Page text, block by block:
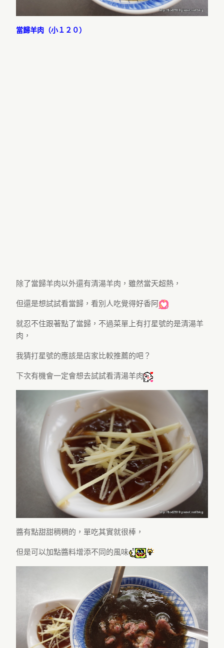
當歸羊肉（小１２０）
除了當歸羊肉以外還有清湯羊肉，雖然當天超熱，
但還是想試試看當歸，看別人吃覺得好香阿
就忍不住跟著點了當歸，不過菜單上有打星號的是清湯羊
肉，
我猜打星號的應該是店家比較推薦的吧？
下次有機會一定會想去試試看清湯羊肉
醬有點甜甜稠稠的，單吃其實就很棒，
但是可以加點醬料增添不同的風味